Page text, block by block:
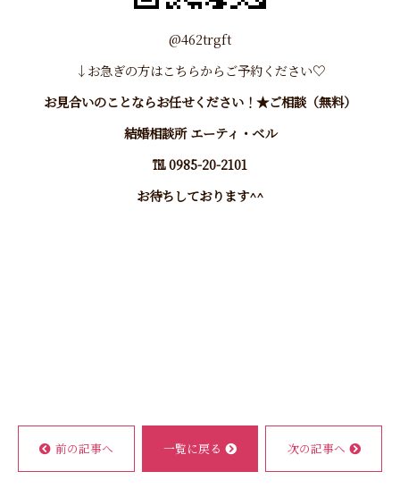
@462trgft
↓お急ぎの方はこちらからご予約ください♡
お見合いのことならお任せください！★ご相談（無料）
結婚相談所 エーティ・ベル
℡ 0985-20-2101
お待ちしております^^
前の記事へ 一覧に戻る 次の記事へ